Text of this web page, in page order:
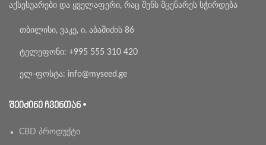
აქსესუარები და ყველაფერი, რაც შენს მცენარეს სჭირდება
თბილისი, ვაკე, ი. აბაშიძის 86
ტელეფონი: +995 555 310 420
ელ-ფოსტა: info@myseed.ge
ᲨᲔᲘᲫᲘᲜᲔ ᲩᲕᲔᲜᲗᲐᲜ •
CBD პროდუქტი